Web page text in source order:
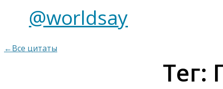
@worldsay
←Все цитаты
Тег: